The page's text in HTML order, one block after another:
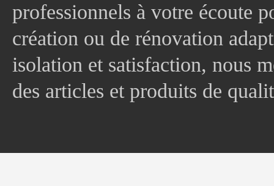
professionnels à votre écoute
création ou de rénovation
isolation et satisfaction, nous
des articles et produits de